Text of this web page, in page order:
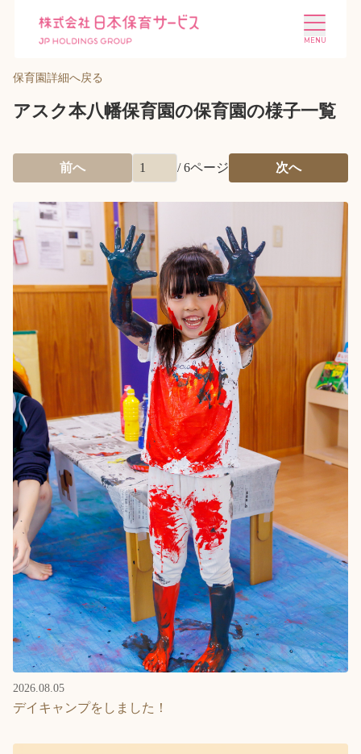
施設を探す 選ばれる理由
会社概要 ニュース
投資家情報 採用情報
English
ホーム
利用者の声
プライバシーポリシー
保育園詳細へ戻る
アスク本八幡保育園の保育園の様子一覧
前へ /6ページ 次へ
2026.08.05
デイキャンプをしました！